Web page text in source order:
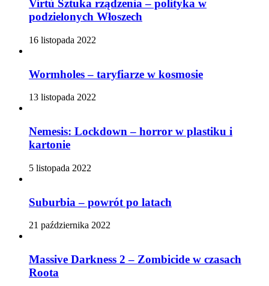
Virtù Sztuka rządzenia – polityka w
podzielonych Włoszech
16 listopada 2022
Wormholes – taryfiarze w kosmosie
13 listopada 2022
Nemesis: Lockdown – horror w plastiku i
kartonie
5 listopada 2022
Suburbia – powrót po latach
21 października 2022
Massive Darkness 2 – Zombicide w czasach
Roota